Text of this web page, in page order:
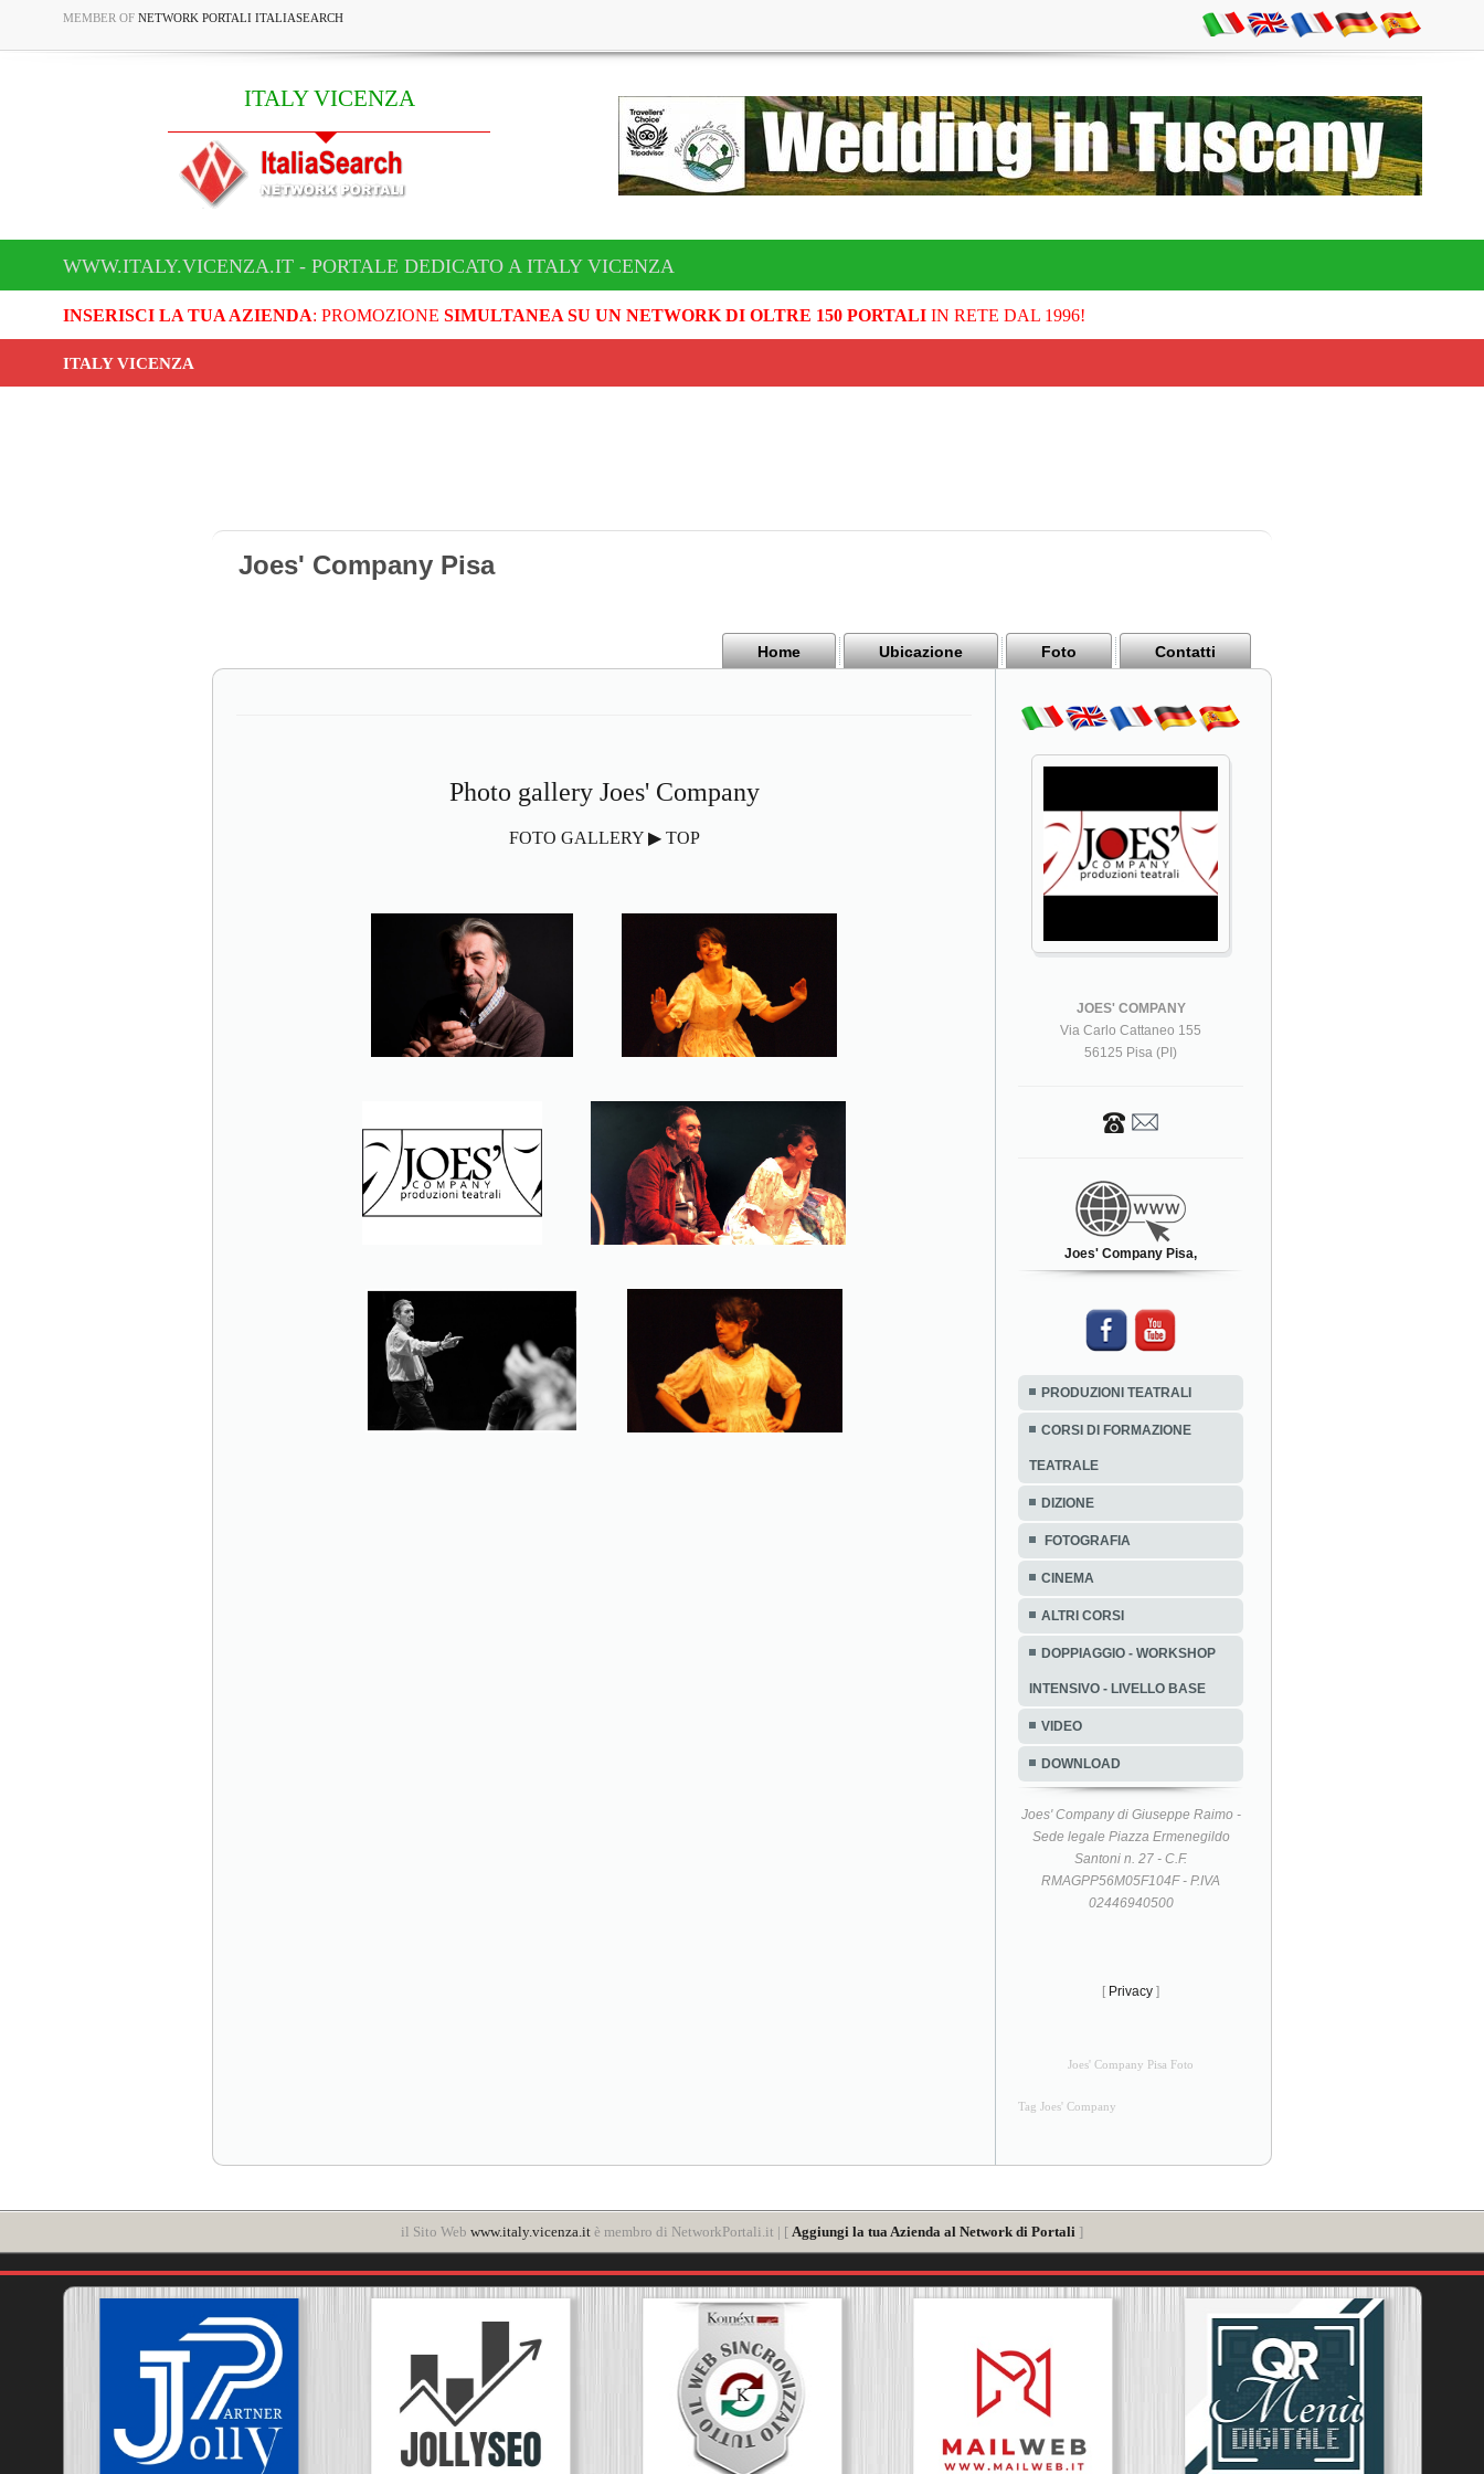
MEMBER OF NETWORK PORTALI ITALIASEARCH
ITALY VICENZA
WWW.ITALY.VICENZA.IT - PORTALE DEDICATO A ITALY VICENZA
INSERISCI LA TUA AZIENDA: PROMOZIONE SIMULTANEA SU UN NETWORK DI OLTRE 150 PORTALIIN RETE DAL 1996!
ITALY VICENZA
Joes' Company Pisa
Home Ubicazione Foto Contatti
Photo gallery Joes' Company
FOTO GALLERY ▶ TOP
JOES' COMPANY
Via Carlo Cattaneo 155
56125 Pisa (PI)
Joes' Company Pisa,
PRODUZIONI TEATRALI
CORSI DI FORMAZIONE
TEATRALE
DIZIONE
FOTOGRAFIA
CINEMA
ALTRI CORSI
DOPPIAGGIO - WORKSHOP
INTENSIVO - LIVELLO BASE
VIDEO
DOWNLOAD
Joes' Company di Giuseppe Raimo -
Sede legale Piazza Ermenegildo
Santoni n. 27 - C.F.
RMAGPP56M05F104F - P.IVA
02446940500
[ Privacy ]
Joes' Company Pisa Foto
Tag Joes' Company
il Sito Web www.italy.vicenza.it è membro di NetworkPortali.it | [ Aggiungi la tua Azienda al Network di Portali ]